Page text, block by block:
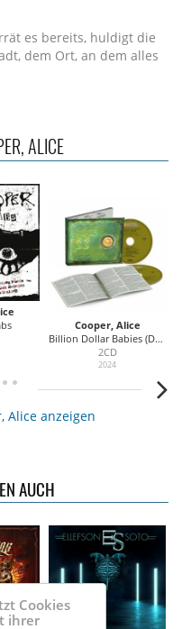
es bereits, huldigt die
dem Ort, an dem alles
ALICE
Cooper, Alice
Billion Dollar Babies (Deluxe Edition) 50th Anniversary
2CD
2024
Alice anzeigen
AUCH
Cookies
ihrer